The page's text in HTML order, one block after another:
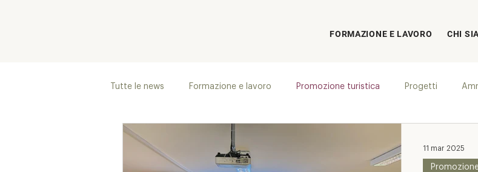
FORMAZIONE E LAVORO CHI
Tutte le news Formazione e lavoro Promozione turistica Progetti
11 mar 2025